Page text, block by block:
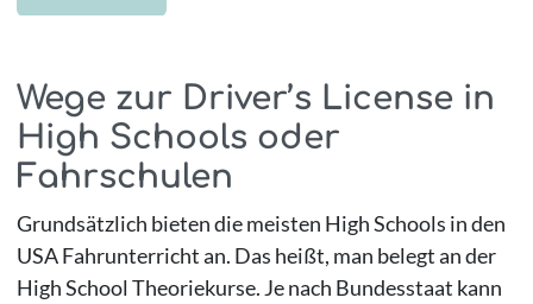
Wege zur Driver’s License in
High Schools oder
Fahrschulen
Grundsätzlich bieten die meisten High Schools in den
USA Fahrunterricht an. Das heißt, man belegt an der
High School Theoriekurse. Je nach Bundesstaat kann